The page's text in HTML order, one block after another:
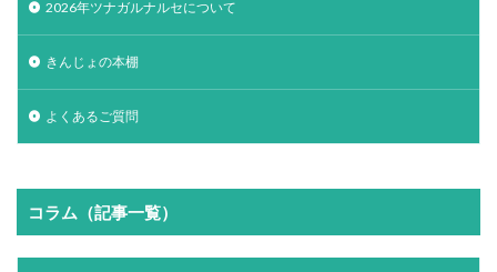
2026年ツナガルナルセについて
きんじょの本棚
よくあるご質問
コラム（記事一覧）